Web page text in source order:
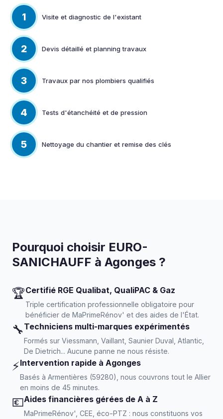
1 Visite et diagnostic de l'existant
2 Devis détaillé et planning travaux
3 Travaux par nos plombiers qualifiés
4 Tests d'étanchéité et de pression
5 Nettoyage du chantier et remise des clés
Pourquoi choisir EURO-
SANICHAUFF à Agonges ?
🏆Certifié RGE Qualibat, QualiPAC & Gaz
Triple certification professionnelle obligatoire pour
bénéficier de MaPrimeRénov' et des aides de l'État.
🔧 Techniciens multi-marques expérimentés
Formés sur Viessmann, Vaillant, Saunier Duval, Atlantic,
De Dietrich... Aucune panne ne nous résiste.
⚡Intervention rapide à Agonges
Basés à Armentières (59280), nous couvrons tout le Allier
en moins de 45 minutes.
💶Aides financières gérées de A à Z
MaPrimeRénov', CEE, éco-PTZ : nous constituons vos